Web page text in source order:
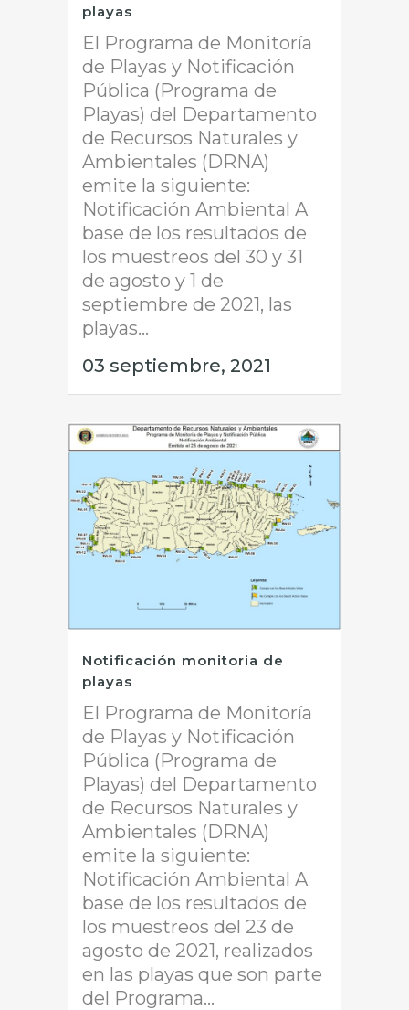
playas
El Programa de Monitoría
de Playas y Notificación
Pública (Programa de
Playas) del Departamento
de Recursos Naturales y
Ambientales (DRNA)
emite la siguiente:
Notificación Ambiental A
base de los resultados de
los muestreos del 30 y 31
de agosto y 1 de
septiembre de 2021, las
playas...
03 septiembre, 2021
Notificación monitoria de
playas
El Programa de Monitoría
de Playas y Notificación
Pública (Programa de
Playas) del Departamento
de Recursos Naturales y
Ambientales (DRNA)
emite la siguiente:
Notificación Ambiental A
base de los resultados de
los muestreos del 23 de
agosto de 2021, realizados
en las playas que son parte
del Programa...